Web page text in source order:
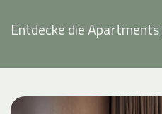
Entdecke die Apartments